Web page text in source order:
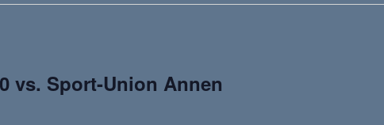
vs. Sport-Union Annen